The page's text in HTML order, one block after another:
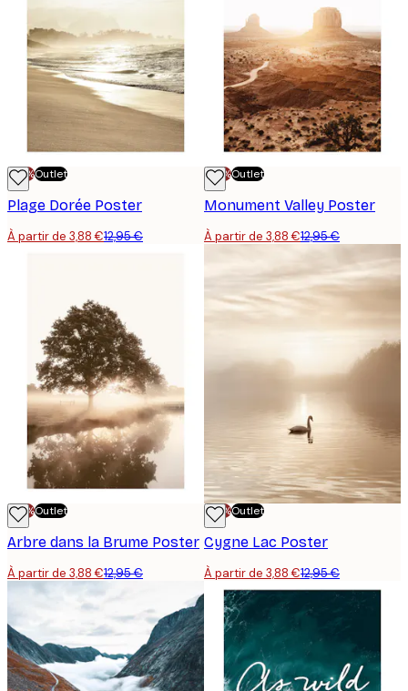
-70%Outlet
Plage Dorée Poster
À partir de 3,88 €12,95 €
-70%Outlet
Monument Valley Poster
À partir de 3,88 €12,95 €
-70%Outlet
Arbre dans la Brume Poster
À partir de 3,88 €12,95 €
-70%Outlet
Cygne Lac Poster
À partir de 3,88 €12,95 €